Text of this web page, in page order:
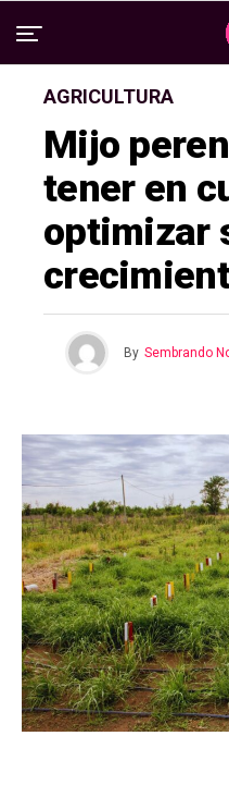
AGRICULTURA
Mijo
tener en
optimizar
By Sembrando